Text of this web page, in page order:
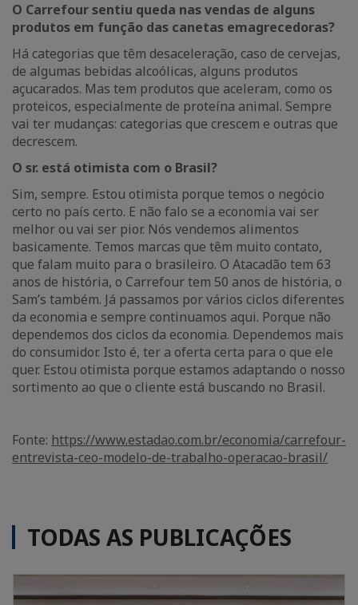
O Carrefour sentiu queda nas vendas de alguns
produtos em função das canetas emagrecedoras?
Há categorias que têm desaceleração, caso de cervejas,
de algumas bebidas alcoólicas, alguns produtos
açucarados. Mas tem produtos que aceleram, como os
proteicos, especialmente de proteína animal. Sempre
vai ter mudanças: categorias que crescem e outras que
decrescem.
O sr. está otimista com o Brasil?
Sim, sempre. Estou otimista porque temos o negócio
certo no país certo. E não falo se a economia vai ser
melhor ou vai ser pior. Nós vendemos alimentos
basicamente. Temos marcas que têm muito contato,
que falam muito para o brasileiro. O Atacadão tem 63
anos de história, o Carrefour tem 50 anos de história, o
Sam’s também. Já passamos por vários ciclos diferentes
da economia e sempre continuamos aqui. Porque não
dependemos dos ciclos da economia. Dependemos mais
do consumidor. Isto é, ter a oferta certa para o que ele
quer. Estou otimista porque estamos adaptando o nosso
sortimento ao que o cliente está buscando no Brasil.
Fonte: https://www.estadao.com.br/economia/carrefour-
entrevista-ceo-modelo-de-trabalho-operacao-brasil/
TODAS AS PUBLICAÇÕES